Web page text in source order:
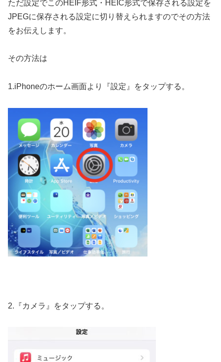
ただ設定でこのHEIF形式・HEIC形式で保存される設定を
JPEGに保存される設定に切り替えられますのでその方法
をお伝えします。
その方法は
1.iPhoneのホーム画面より『設定』をタップする。
2.『カメラ』をタップする。